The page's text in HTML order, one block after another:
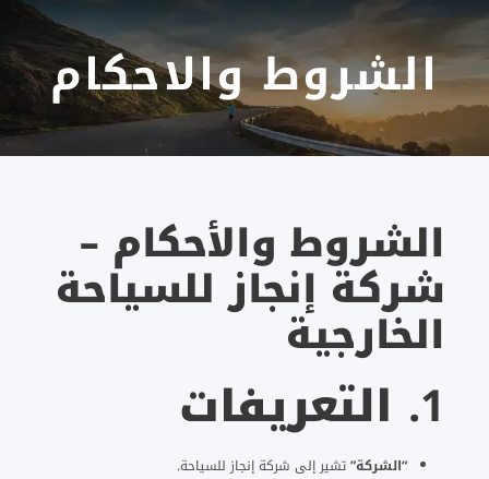
الشروط والاحكام
الشروط والأحكام –
شركة إنجاز للسياحة
الخارجية
1. التعريفات
“الشركة”تشير إلى شركة إنجاز للسياحة.